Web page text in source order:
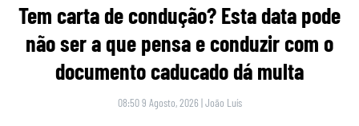
Tem carta de condução? Esta data pode
não ser a que pensa e conduzir com o
documento caducado dá multa
08:50 9 Agosto, 2026 |João Luís